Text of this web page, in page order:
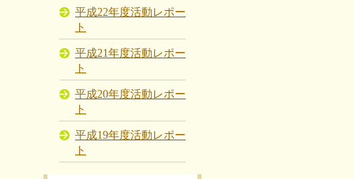
平成22年度活動レポー
ト
平成21年度活動レポー
ト
平成20年度活動レポー
ト
平成19年度活動レポー
ト